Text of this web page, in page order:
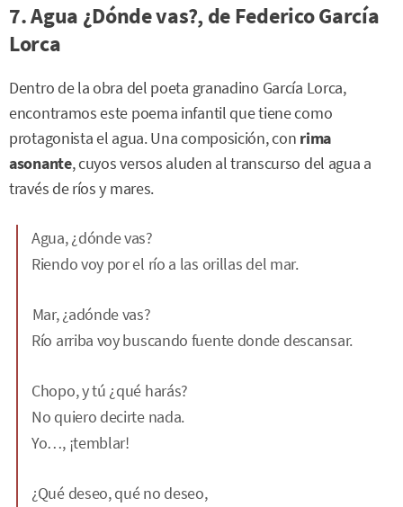
7. Agua ¿Dónde vas?, de Federico García
Lorca
Dentro de la obra del poeta granadino García Lorca,
encontramos este poema infantil que tiene como
protagonista el agua. Una composición, con rima
asonante, cuyos versos aluden al transcurso del agua a
través de ríos y mares.
Agua, ¿dónde vas?
Riendo voy por el río a las orillas del mar.
Mar, ¿adónde vas?
Río arriba voy buscando fuente donde descansar.
Chopo, y tú ¿qué harás?
No quiero decirte nada.
Yo…, ¡temblar!
¿Qué deseo, qué no deseo,